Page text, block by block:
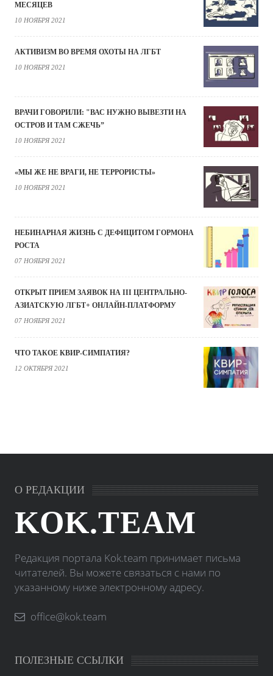
МЕСЯЦЕВ
10 НОЯБРЯ 2021
АКТИВИЗМ ВО ВРЕМЯ ОХОТЫ НА ЛГБТ
10 НОЯБРЯ 2021
ВРАЧИ ГОВОРИЛИ: "ВАС НУЖНО ВЫВЕЗТИ НА
ОСТРОВ И ТАМ СЖЕЧЬ”
10 НОЯБРЯ 2021
«МЫ ЖЕ НЕ ВРАГИ, НЕ ТЕРРОРИСТЫ»
10 НОЯБРЯ 2021
НЕБИНАРНАЯ ЖИЗНЬ С ДЕФИЦИТОМ ГОРМОНА
РОСТА
07 НОЯБРЯ 2021
ОТКРЫТ ПРИЕМ ЗАЯВОК НА III ЦЕНТРАЛЬНО-
АЗИАТСКУЮ ЛГБТ+ ОНЛАЙН-ПЛАТФОРМУ
07 НОЯБРЯ 2021
ЧТО ТАКОЕ КВИР-СИМПАТИЯ?
12 ОКТЯБРЯ 2021
О РЕДАКЦИИ
KOK.TEAM
Редакция портала Kok.team принимает письма
читателей. Вы можете связаться с нами по
указанному ниже электронному адресу.
office@kok.team
ПОЛЕЗНЫЕ ССЫЛКИ